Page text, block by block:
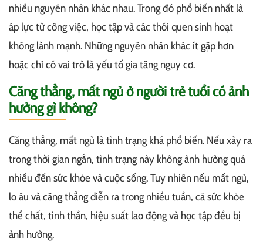
nhiều nguyên nhân khác nhau. Trong đó phổ biến nhất là
áp lực từ công việc, học tập và các thói quen sinh hoạt
không lành mạnh. Những nguyên nhân khác ít gặp hơn
hoặc chỉ có vai trò là yếu tố gia tăng nguy cơ.
Căng thẳng, mất ngủ ở người trẻ tuổi có ảnh
hưởng gì không?
Căng thẳng, mất ngủ là tình trạng khá phổ biến. Nếu xảy ra
trong thời gian ngắn, tình trạng này không ảnh hưởng quá
nhiều đến sức khỏe và cuộc sống. Tuy nhiên nếu mất ngủ,
lo âu và căng thẳng diễn ra trong nhiều tuần, cả sức khỏe
thể chất, tinh thần, hiệu suất lao động và học tập đều bị
ảnh hưởng.